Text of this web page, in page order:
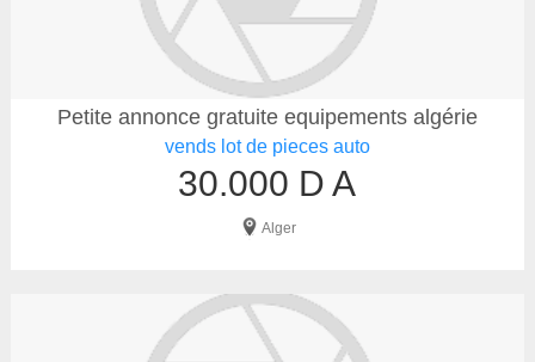
Petite annonce gratuite equipements algérie
vends lot de pieces auto
30.000 D A
Alger